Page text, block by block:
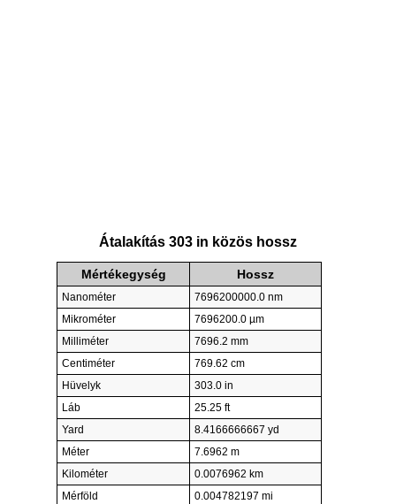
Átalakítás 303 in közös hossz
Mértékegység Hossz
Nanométer
7696200000.0 nm
Mikrométer
7696200.0 µm
Milliméter
7696.2 mm
Centiméter
769.62 cm
Hüvelyk
303.0 in
Láb
25.25 ft
Yard
8.4166666667 yd
Méter
7.6962 m
Kilométer
0.0076962 km
Mérföld
0.004782197 mi